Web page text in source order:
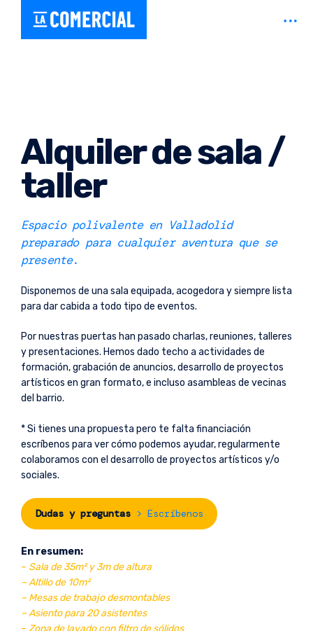
La Comercial
Estudio y taller compartido en Valladolid – Coworking creativo
Alquiler de sala /
taller
Espacio polivalente en Valladolid
preparado para cualquier aventura que se
presente.
Disponemos de una sala equipada, acogedora y siempre lista
para dar cabida a todo tipo de eventos.
Por nuestras puertas han pasado charlas, reuniones, talleres
y presentaciones. Hemos dado techo a actividades de
formación, grabación de anuncios, desarrollo de proyectos
artísticos en gran formato, e incluso asambleas de vecinas
del barrio.
* Si tienes una propuesta pero te falta financiación
escríbenos para ver cómo podemos ayudar, regularmente
colaboramos con el desarrollo de proyectos artísticos y/o
sociales.
Dudas y preguntas> Escríbenos
En resumen:
– Sala de 35m² y 3m de altura
– Altillo de 10m²
– Mesas de trabajo desmontables
– Asiento para 20 asistentes
– Zona de lavado con filtro de sólidos